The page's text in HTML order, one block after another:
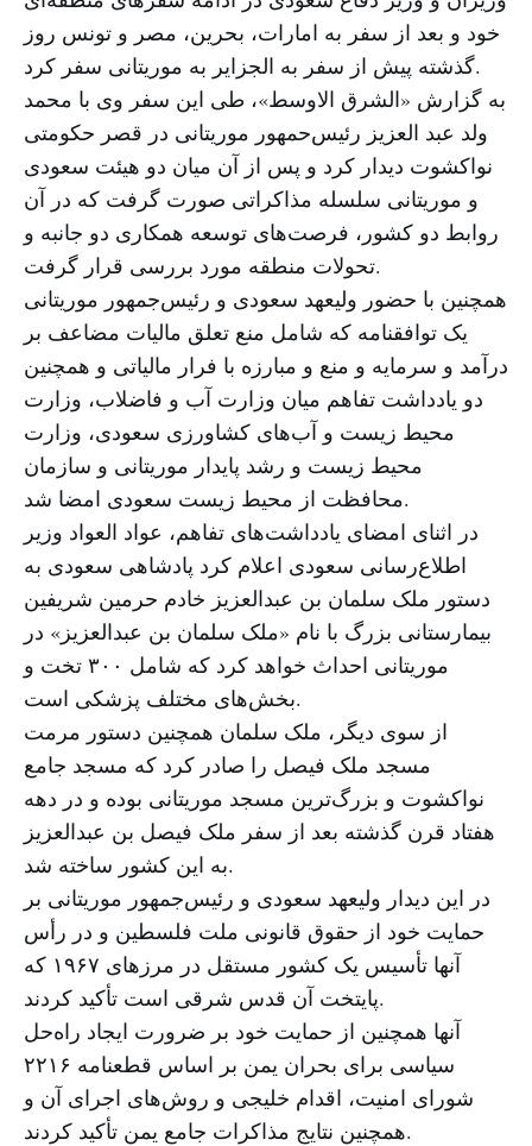
خود و بعد از سفر به امارات، بحرین، مصر و تونس روز
گذشته پیش از سفر به الجزایر به موریتانی سفر کرد.
به گزارش «الشرق الاوسط»، طی این سفر وی با محمد
ولد عبد العزیز رئیس‌حمهور موریتانی در قصر حکومتی
نواکشوت دیدار کرد و پس از آن میان دو هیئت سعودی
و موریتانی سلسله مذاکراتی صورت گرفت که در آن
روابط دو کشور، فرصت‌های توسعه همکاری دو جانبه و
تحولات منطقه مورد بررسی قرار گرفت.
همچنین با حضور ولیعهد سعودی و رئیس‌جمهور موریتانی
یک توافقنامه که شامل منع تعلق مالیات مضاعف بر
درآمد و سرمایه و منع و مبارزه با فرار مالیاتی و همچنین
دو یادداشت تفاهم میان وزارت آب و فاضلاب، وزارت
محیط زیست و آب‌های کشاورزی سعودی، وزارت
محیط زیست و رشد پایدار موریتانی و سازمان
محافظت از محیط زیست سعودی امضا شد.
در اثنای امضای یادداشت‌های تفاهم، عواد العواد وزیر
اطلاع‌رسانی سعودی اعلام کرد پادشاهی سعودی به
دستور ملک سلمان بن عبدالعزیز خادم حرمین شریفین
بیمارستانی بزرگ با نام «ملک سلمان بن عبدالعزیز» در
موریتانی احداث خواهد کرد که شامل ۳۰۰ تخت و
بخش‌های مختلف پزشکی است.
از سوی دیگر، ملک سلمان همچنین دستور مرمت
مسجد ملک فیصل را صادر کرد که مسجد جامع
نواکشوت و بزرگ‌ترین مسجد موریتانی بوده و در دهه
هفتاد قرن گذشته بعد از سفر ملک فیصل بن عبدالعزیز
به این کشور ساخته شد.
در این دیدار ولیعهد سعودی و رئیس‌جمهور موریتانی بر
حمایت خود از حقوق قانونی ملت فلسطین و در رأس
آنها تأسیس یک کشور مستقل در مرزهای ۱۹۶۷ که
پایتخت آن قدس شرقی است تأکید کردند.
آنها همچنین از حمایت خود بر ضرورت ایجاد راه‌حل
سیاسی برای بحران یمن بر اساس قطعنامه ۲۲۱۶
شورای امنیت، اقدام خلیجی و روش‌های اجرای آن و
همچنین نتایج مذاکرات جامع یمن تأکید کردند.